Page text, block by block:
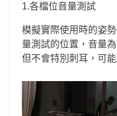
1.各檔位音量測試
模擬實際使用時的姿
量測試的位置，音量
但不會特別刺耳，可